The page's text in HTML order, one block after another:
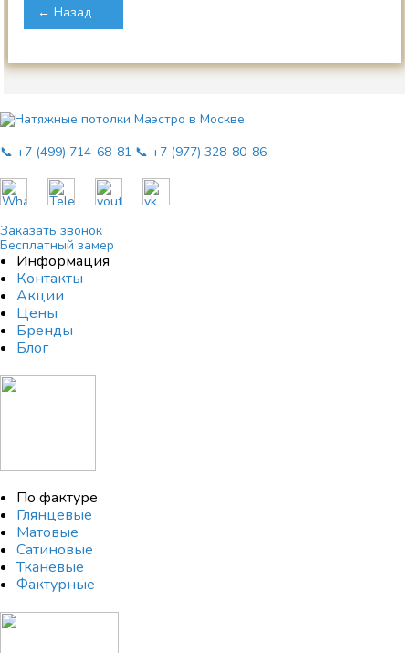
← Назад
📞 +7 (499) 714-68-81 📞 +7 (977) 328-80-86
Заказать звонок
Бесплатный замер
Информация
Контакты
Акции
Цены
Бренды
Блог
По фактуре
Глянцевые
Матовые
Сатиновые
Тканевые
Фактурные